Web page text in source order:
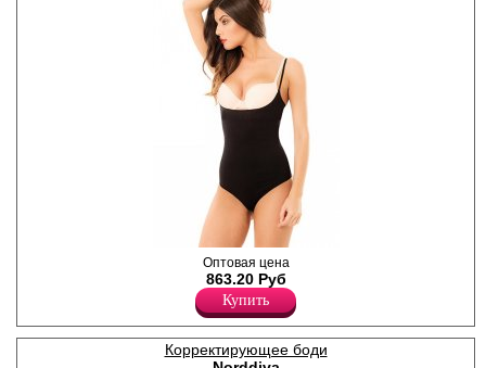
Боди-стринги с утягивающим
эффектом, регулируемые
бретели.
Лайкра 20%
Полиамид 80%
Оптовая цена
863.20 Руб
Купить
Корректирующее боди